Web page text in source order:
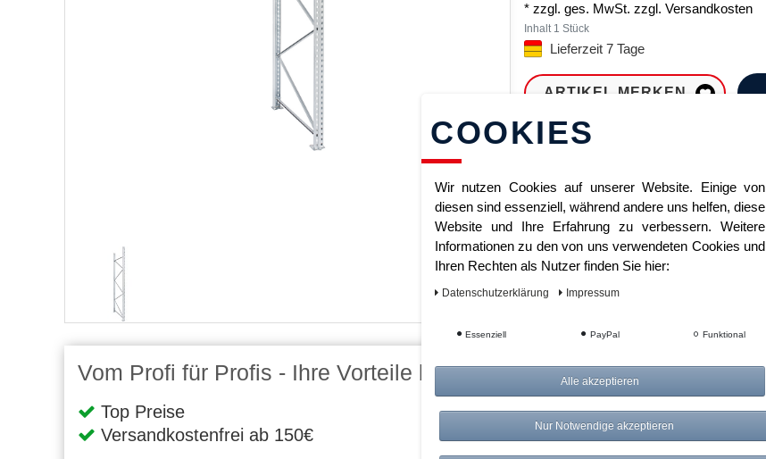
* zzgl. ges. MwSt. zzgl. Versandkosten
Inhalt 1 Stück
Lieferzeit 7 Tage
ARTIKEL MERKEN
Vom Profi für Profis - Ihre Vorteile bei AWWM:
Top Preise
Versandkostenfrei ab 150€
Risikolos: 14 Tage Rückgabe
Über 20.000 Artikel
COOKIES
Wir nutzen Cookies auf unserer Website. Einige von
diesen sind essenziell, während andere uns helfen, diese
Website und Ihre Erfahrung zu verbessern. Weitere
Informationen zu den von uns verwendeten Cookies und
Ihren Rechten als Nutzer finden Sie hier:
Daten­schutz­erklärung Impressum
Essenziell PayPal Funktional
Alle akzeptieren
Nur Notwendige akzeptieren